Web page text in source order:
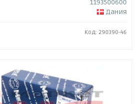
1193500600
Дания
Код: 290390-46